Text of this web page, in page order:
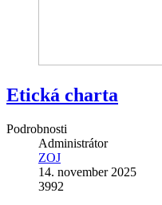
Etická charta
Podrobnosti
Administrátor
ZOJ
14. november 2025
3992